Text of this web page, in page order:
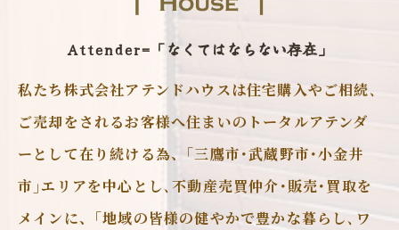
Attender=「なくてはならない存在」
私たち株式会社アテンドハウスは住宅購入やご相続､
ご売却をされるお客様へ住まいのトータルアテンダ
ーとして在り続ける為、｢三鷹市･武蔵野市･小金井
市｣エリアを中心とし､不動産売買仲介･販売･買取を
メインに、｢地域の皆様の健やかで豊かな暮らし､ワ